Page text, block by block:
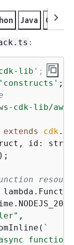
Java C#
:
lib'
'constructs'
cdk-lib/aws-
extends cdk .
id:
,
`